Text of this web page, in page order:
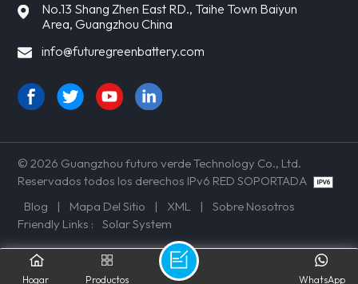
No.13 Shang Zhen East RD., Taihe Town Baiyun
Area, Guangzhou China
info@futuregreenbattery.com
© 2026 Guangzhou futuro verde Technology Co., Ltd.
Reservados todos los derechos IPv6 RED SOPORTADA
Blog
| Mapa Del Sitio | XML |
Sobre Nosotros
Friendly Links :
Solar System
Hogar Productos WhatsApp